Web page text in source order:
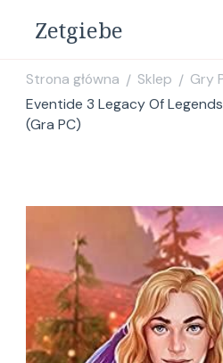
Zetgiebe
Strona główna / Sklep / Gry
Eventide 3 Legacy Of
(Gra PC)